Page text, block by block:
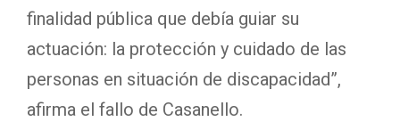
finalidad pública que debía guiar su
actuación: la protección y cuidado de las
personas en situación de discapacidad”,
afirma el fallo de Casanello.